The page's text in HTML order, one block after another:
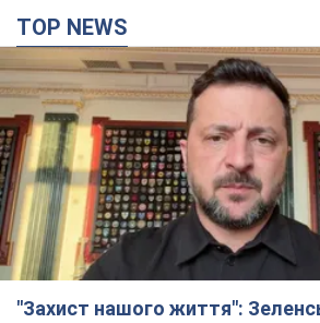
TOP NEWS
"Захист нашого життя":